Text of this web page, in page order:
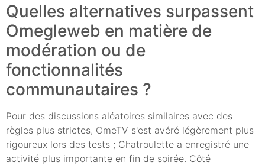
Quelles alternatives surpassent
Omegleweb en matière de
modération ou de
fonctionnalités
communautaires ?
Pour des discussions aléatoires similaires avec des
règles plus strictes, OmeTV s'est avéré légèrement plus
rigoureux lors des tests ; Chatroulette a enregistré une
activité plus importante en fin de soirée. Côté